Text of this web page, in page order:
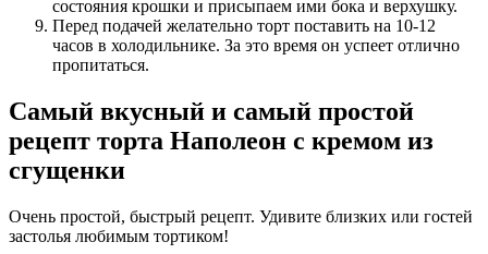
состояния крошки и присыпаем ими бока и верхушку.
Перед подачей желательно торт поставить на 10-12
часов в холодильнике. За это время он успеет отлично
пропитаться.
Самый вкусный и самый простой
рецепт торта Наполеон с кремом из
сгущенки
Очень простой, быстрый рецепт. Удивите близких или гостей
застолья любимым тортиком!